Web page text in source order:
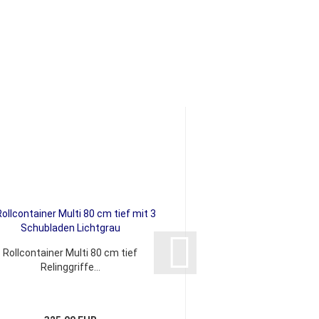
Rollcontainer Multi 80 cm tief
Relinggriffe...